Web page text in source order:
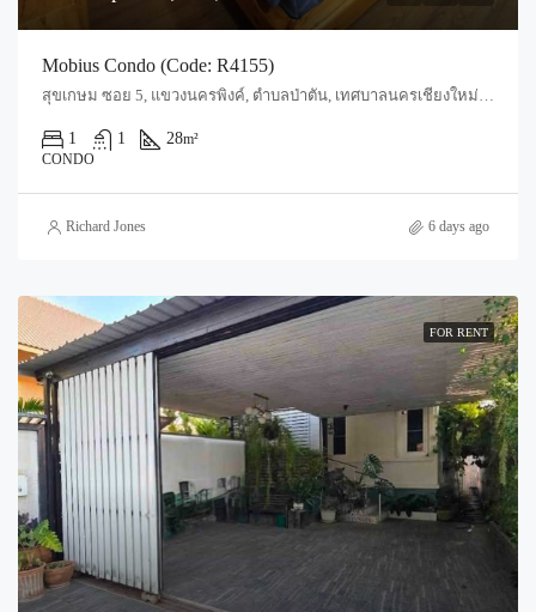
Mobius Condo (Code: R4155)
สุขเกษม ซอย 5, แขวงนครพิงค์, ตำบลป่าตัน, เทศบาลนครเชียงใหม่, ฟ้าฮ่าม, อำเภอเมืองเชียงใหม่, จังหวัดเชียงใหม่, 50300, ประเทศไทย, Chiang Mai, Mueang Chiang Mai, Chang Phueak
1 1 28m²
CONDO
Richard Jones 6 days ago
FOR RENT